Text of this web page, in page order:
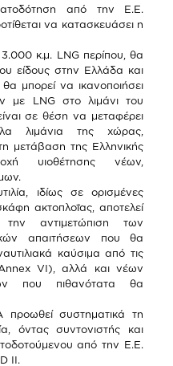
από την Ε.Ε.
να κατασκευάσει η
κ.μ. LNG περίπου, θα
είδους στην Ελλάδα και
μπορεί να ικανοποιήσει
με LNG στο λιμάνι του
σε θέση να μεταφέρει
λιμάνια της χώρας,
μετάβαση της Ελληνικής
υιοθέτησης νέων,
ιδίως σε ορισμένες
ακτοπλοΐας, αποτελεί
αντιμετώπιση των
απαιτήσεων που θα
καύσιμα από τις
VI), αλλά και νέων
που πιθανότατα θα
συστηματικά τη
όντας συντονιστής και
από την Ε.Ε.
II.